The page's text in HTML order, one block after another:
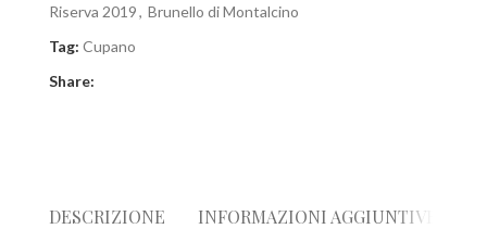
Riserva 2019, Brunello di Montalcino
Tag: Cupano
Share:
DESCRIZIONE INFORMAZIONI AGGIUNTIVE